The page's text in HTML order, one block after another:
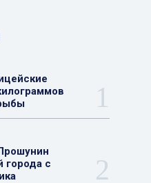
города с